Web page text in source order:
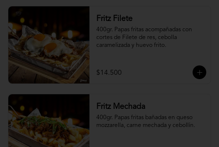
Fritz Filete
400gr. Papas fritas acompañadas con
cortes de Filete de res, cebolla
caramelizada y huevo frito.
$14.500
Fritz Mechada
400gr. Papas fritas bañadas en queso
mozzarella, carne mechada y cebollín.